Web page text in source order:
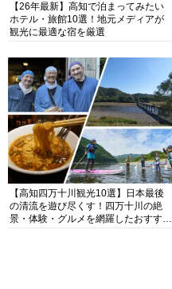
【26年最新】高知で泊まってみたい
ホテル・旅館10選！地元メディアが
観光に最適な宿を厳選
【高知四万十川観光10選】日本最後
の清流を遊び尽くす！四万十川の絶
景・体験・グルメを網羅したおすすめ